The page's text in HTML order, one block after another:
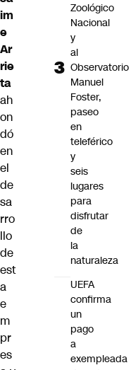
im
e
Ar
rie
ta
ah
on
dó
en
el
de
sa
rro
llo
de
est
a
e
m
pr
es
Zoológico
Nacional
y
al
Observatorio
Manuel
Foster,
paseo
en
teleférico
y
seis
lugares
para
disfrutar
de
la
naturaleza
UEFA
confirma
un
pago
a
exempleada